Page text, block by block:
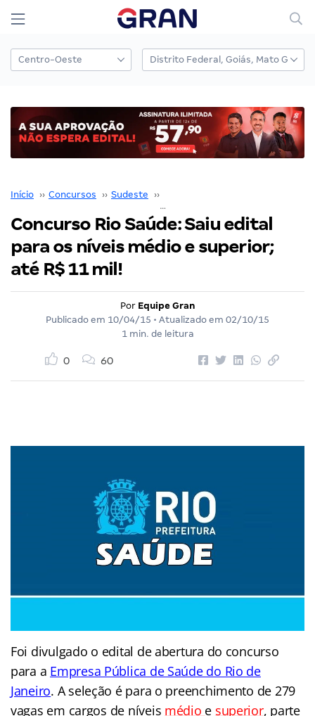
Início ›› Concursos ›› Sudeste ››
Concurso Rio Saúde: Saiu edital
para os níveis médio e superior;
até R$ 11 mil!
Por Equipe Gran
Publicado em 10/04/15 • Atualizado em 02/10/15
1 min. de leitura
0 60
Foi divulgado o edital de abertura do concurso
para a Empresa Pública de Saúde do Rio de
Janeiro. A seleção é para o preenchimento de 279
vagas em cargos de níveis médio e superior, parte